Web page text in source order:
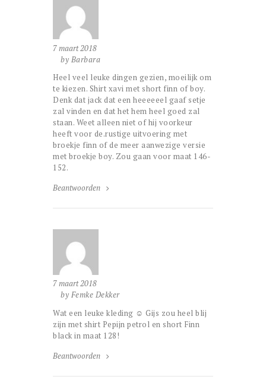
7 maart 2018
by Barbara
Heel veel leuke dingen gezien, moeilijk om
te kiezen. Shirt xavi met short finn of boy.
Denk dat jack dat een heeeeeel gaaf setje
zal vinden en dat het hem heel goed zal
staan. Weet alleen niet of hij voorkeur
heeft voor de.rustige uitvoering met
broekje finn of de meer aanwezige versie
met broekje boy. Zou gaan voor maat 146-
152.
Beantwoorden
7 maart 2018
by Femke Dekker
Wat een leuke kleding ☺ Gijs zou heel blij
zijn met shirt Pepijn petrol en short Finn
black in maat 128!
Beantwoorden